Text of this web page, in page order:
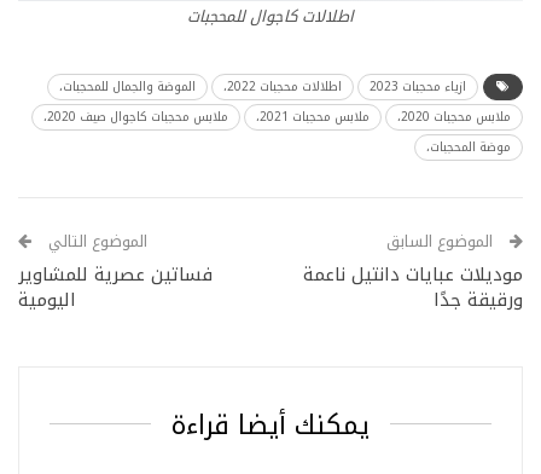
اطلالات كاجوال للمحجبات
ازياء محجبات 2023 اطلالات محجبات 2022،
الموضة والجمال للمحجبات،
ملابس محجبات 2020،
ملابس محجبات 2021،
ملابس محجبات كاجوال صيف 2020،
موضة المحجبات،
الموضوع السابق
موديلات عبايات دانتيل ناعمة
ورقيقة جدًا
الموضوع التالي
فساتين عصرية للمشاوير
اليومية
يمكنك أيضا قراءة